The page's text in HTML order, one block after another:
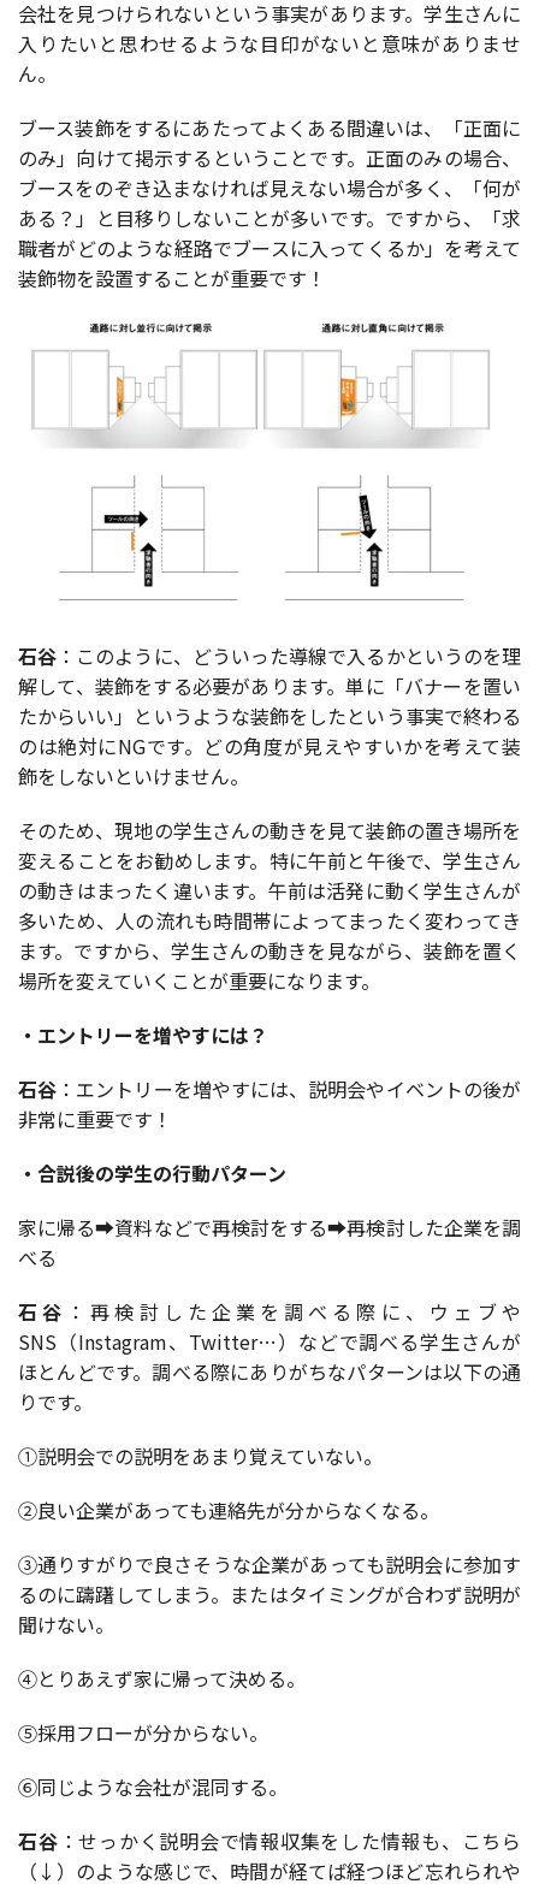
会社を見つけられないという事実があります。学生さんに
入りたいと思わせるような目印がないと意味がありませ
ん。
ブース装飾をするにあたってよくある間違いは、「正面に
のみ」向けて掲示するということです。正面のみの場合、
ブースをのぞき込まなければ見えない場合が多く、「何が
ある？」と目移りしないことが多いです。ですから、
「求
職者がどのような経路でブースに入ってくるか」 を考えて
装飾物を設置することが重要です！
石谷 ：このように、どういった導線で入るかというのを理
解して、装飾をする必要があります。単に「バナーを置い
たからいい」というような装飾をしたという事実で終わる
のは絶対にNGです。どの角度が見えやすいかを考えて装
飾をしないといけません。
そのため、現地の学生さんの動きを見て装飾の置き場所を
変えることをお勧めします。特に午前と午後で、学生さん
の動きはまったく違います。午前は活発に動く学生さんが
多いため、人の流れも時間帯によってまったく変わってき
ます。ですから、学生さんの動きを見ながら、装飾を置く
場所を変えていく ことが重要になります。
・エントリーを増やすには？
石谷 ：エントリーを増やすには、説明会やイベントの後が
非常に重要です！
・合説後の学生の行動パターン
家に帰る➡資料などで再検討をする➡再検討した企業を調
べる
石谷 ：再検討した企業を調べる際に、ウェブや
SNS（Instagram、Twitter…）などで調べる学生さんが
ほとんどです。調べる際にありがちなパターンは以下の通
りです。
①説明会での説明をあまり覚えていない。
②良い企業があっても連絡先が分からなくなる。
③通りすがりで良さそうな企業があっても説明会に参加す
るのに躊躇してしまう。またはタイミングが合わず説明が
聞けない。
④とりあえず家に帰って決める。
⑤採用フローが分からない。
⑥同じような会社が混同する。
石谷 ：せっかく説明会で情報収集をした情報も、こちら
（↓）のような感じで、時間が経てば経つほど忘れられや